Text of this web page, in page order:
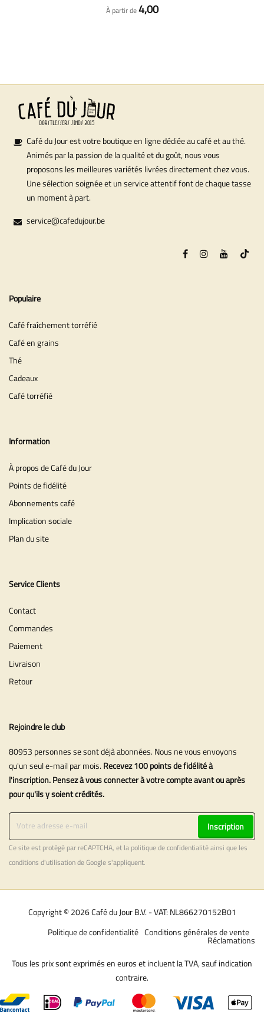
À partir de4,00
Café du Jour est votre boutique en ligne dédiée au café et au thé.
Animés par la passion de la qualité et du goût, nous vous
proposons les meilleures variétés livrées directement chez vous.
Une sélection soignée et un service attentif font de chaque tasse
un moment à part.
service@cafedujour.be
Populaire
Café fraîchement torréfié
Café en grains
Thé
Cadeaux
Café torréfié
Information
À propos de Café du Jour
Points de fidélité
Abonnements café
Implication sociale
Plan du site
Service Clients
Contact
Commandes
Paiement
Livraison
Retour
Rejoindre le club
80953 personnes se sont déjà abonnées. Nous ne vous envoyons
qu'un seul e-mail par mois. Recevez 100 points de fidélité à
l'inscription. Pensez à vous connecter à votre compte avant ou après
pour qu'ils y soient crédités.
Inscription
Ce site est protégé par reCAPTCHA, et la politique de confidentialitéainsi que les
conditions d'utilisationde Google s'appliquent.
Copyright © 2026 Café du Jour B.V. - VAT: NL866270152B01
Conditions générales de vente
Politique de confidentialité
Réclamations
Tous les prix sont exprimés en euros et incluent la TVA, sauf indication
contraire.